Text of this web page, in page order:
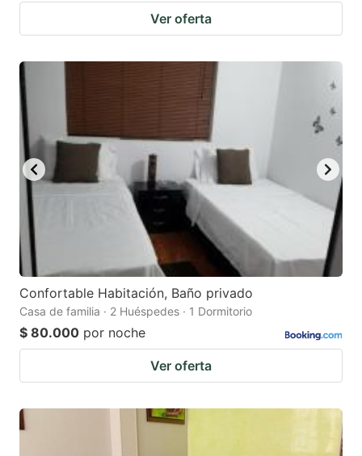
Ver oferta
Confortable Habitación, Baño privado
Casa de familia · 2 Huéspedes · 1 Dormitorio
$ 80.000 por noche
Ver oferta